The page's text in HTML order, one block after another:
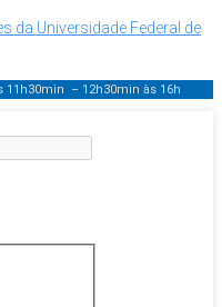
da Universidade Federal de
11h30min – 12h30min às 16h